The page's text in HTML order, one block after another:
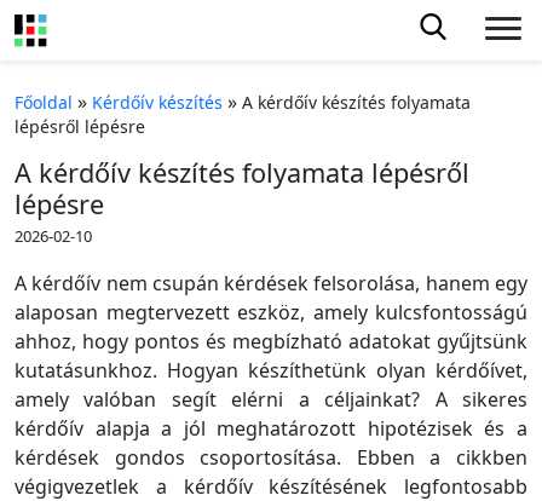
Főoldal » Kérdőív készítés » A kérdőív készítés folyamata
lépésről lépésre
A kérdőív készítés folyamata lépésről
lépésre
2026-02-10
A kérdőív nem csupán kérdések felsorolása, hanem egy
alaposan megtervezett eszköz, amely kulcsfontosságú
ahhoz, hogy pontos és megbízható adatokat gyűjtsünk
kutatásunkhoz. Hogyan készíthetünk olyan kérdőívet,
amely valóban segít elérni a céljainkat? A sikeres
kérdőív alapja a jól meghatározott hipotézisek és a
kérdések gondos csoportosítása. Ebben a cikkben
végigvezetlek a kérdőív készítésének legfontosabb